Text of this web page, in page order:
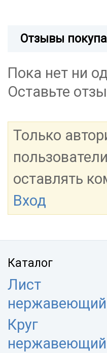
Отзывы
Пока нет ни
Оставьте
Только
оставлять
Вход
Каталог
Лист
нержавеющий
Круг
нержавеющий